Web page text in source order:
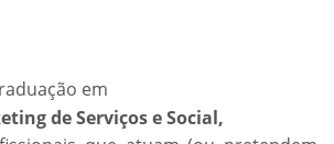
em
de Serviços e Social,